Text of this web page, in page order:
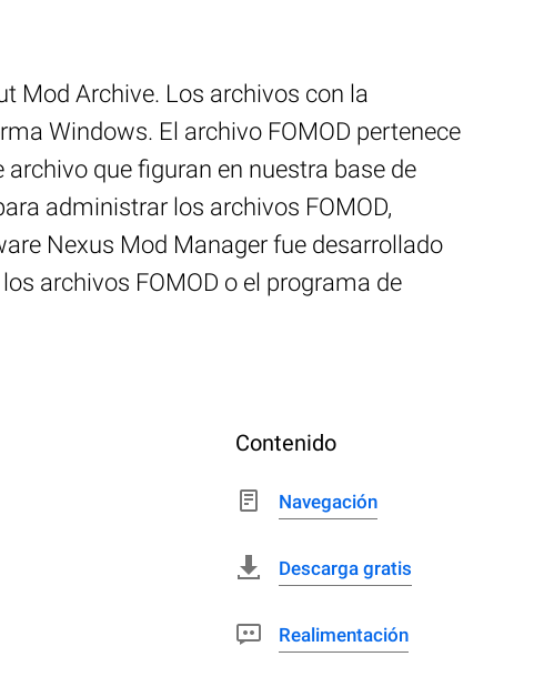
Mod Archive. Los archivos con la
Windows. El archivo FOMOD pertenece
que figuran en nuestra base de
administrar los archivos FOMOD,
Nexus Mod Manager fue desarrollado
archivos FOMOD o el programa de
Contenido
Navegación
Descarga gratis
Realimentación